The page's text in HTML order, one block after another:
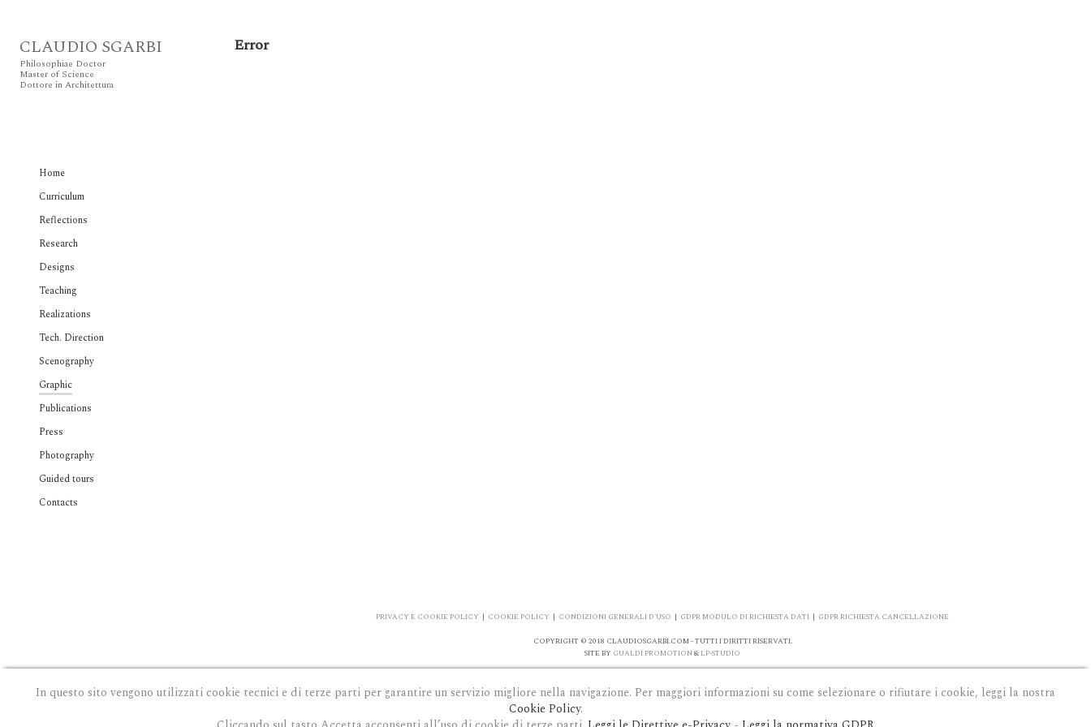
CLAUDIO SGARBI
Philosophiae Doctor
Master of Science
Dottore in Architettura
Home
Curriculum
Reflections
Research
Designs
Teaching
Realizations
Tech. Direction
Scenography
Graphic
Publications
Press
Photography
Guided tours
Contacts
Error
PRIVACY E COOKIE POLICY | COOKIE POLICY | CONDIZIONI GENERALI D'USO | GDPR MODULO DI RICHIESTA DATI | GDPR RICHIESTA CANCELLAZIONE
COPYRIGHT © 2018 CLAUDIOSGARBI.COM - TUTTI I DIRITTI RISERVATI.
SITE BY GUALDI PROMOTION & LP-STUDIO
In questo sito vengono utilizzati cookie tecnici e di terze parti per garantire un servizio migliore nella navigazione. Per maggiori informazioni su come selezionare o rifiutare i cookie, leggi la nostra
Cookie Policy.